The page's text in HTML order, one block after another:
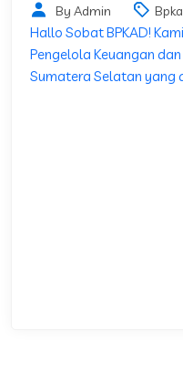
By Admin
Hallo Sobat BPKAD!
Pengelola Keuangan dan
Sumatera Selatan yang